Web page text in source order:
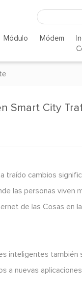
Módulo Módem
Smart City
traído cambios
las personas viven
de las Cosas en
inteligentes también
a nuevas